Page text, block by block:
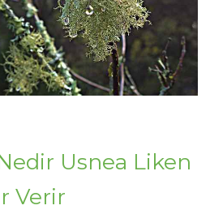
Usnea Liken
Verir